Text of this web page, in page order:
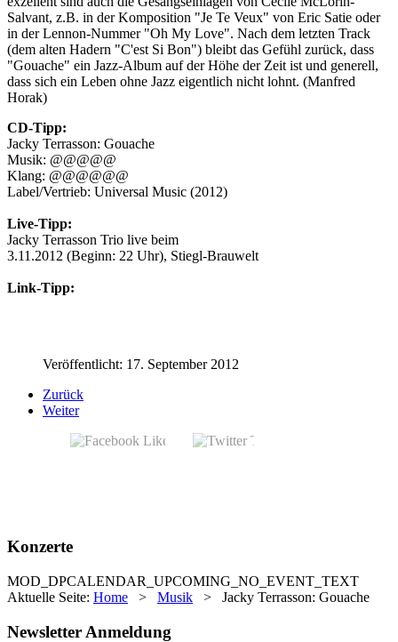
Salvant, z.B. in der Komposition "Je Te Veux" von Eric Satie oder
in der Lennon-Nummer "Oh My Love". Nach dem letzten Track
(dem alten Hadern "C'est Si Bon") bleibt das Gefühl zurück, dass
"Gouache" ein Jazz-Album auf der Höhe der Zeit ist und generell,
dass sich ein Leben ohne Jazz eigentlich nicht lohnt. (Manfred
Horak)
CD-Tipp:
Jacky Terrasson: Gouache
Musik: @@@@@
Klang: @@@@@@
Label/Vertrieb: Universal Music (2012)
Live-Tipp:
Jacky Terrasson Trio live beim
3.11.2012 (Beginn: 22 Uhr), Stiegl-Brauwelt
Link-Tipp:
Veröffentlicht: 17. September 2012
Zurück
Weiter
Konzerte
MOD_DPCALENDAR_UPCOMING_NO_EVENT_TEXT
Aktuelle Seite: Home > Musik > Jacky Terrasson: Gouache
Newsletter Anmeldung